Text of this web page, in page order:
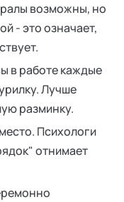
возможны, но
- это означает,
в работе каждые
Лучше
разминку.
Психологи
отнимает